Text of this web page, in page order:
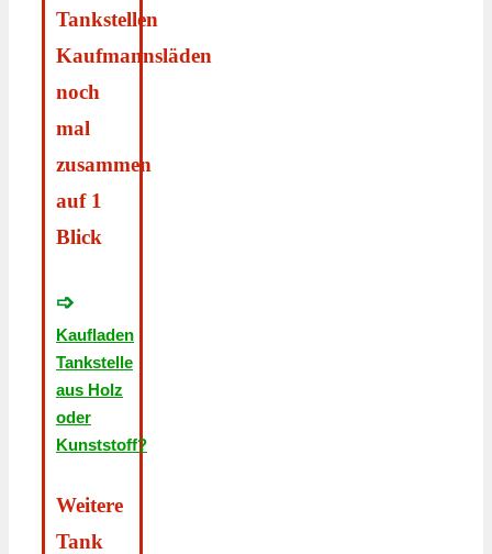
Tankstellen
Kaufmannsläden
noch
mal
zusammen
auf 1
Blick
➩
Kaufladen
Tankstelle
aus Holz
oder
Kunststoff?
Weitere
Tank